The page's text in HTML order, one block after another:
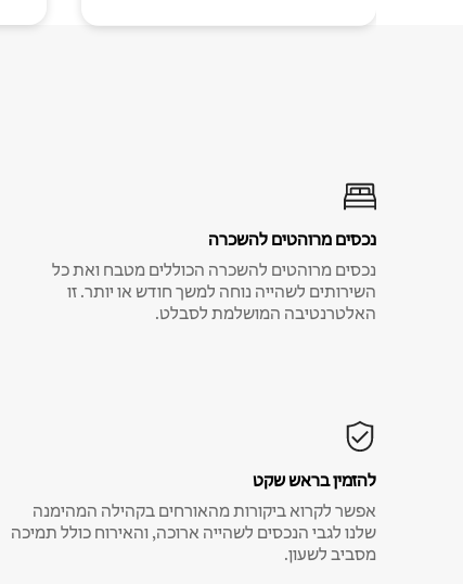
נכסים מרוהטים להשכרה
נכסים מרוהטים להשכרה הכוללים מטבח ואת כל
השירותים לשהייה נוחה למשך חודש או יותר. זו
האלטרנטיבה המושלמת לסבלט.
להזמין בראש שקט
אפשר לקרוא ביקורות מהאורחים בקהילה המהימנה
שלנו לגבי הנכסים לשהייה ארוכה, והאירוח כולל תמיכה
מסביב לשעון.